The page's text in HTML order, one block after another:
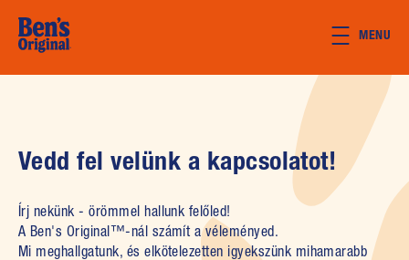
MENU
Vedd fel velünk a kapcsolatot!
Írj nekünk - örömmel hallunk felőled!
A Ben's Original™-nál számít a véleményed.
Mi meghallgatunk, és elkötelezetten igyekszünk mihamarabb